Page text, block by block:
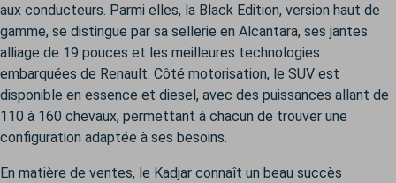
aux conducteurs. Parmi elles, la Black Edition, version haut de
gamme, se distingue par sa sellerie en Alcantara, ses jantes
alliage de 19 pouces et les meilleures technologies
embarquées de Renault. Côté motorisation, le SUV est
disponible en essence et diesel, avec des puissances allant de
110 à 160 chevaux, permettant à chacun de trouver une
configuration adaptée à ses besoins.
En matière de ventes, le Kadjar connaît un beau succès